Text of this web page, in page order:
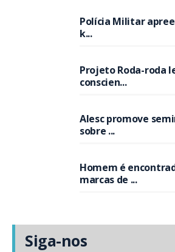
Polícia Militar
k...
Projeto Roda-roda
conscien...
Alesc promove
sobre ...
Homem é
marcas de ...
Siga-nos